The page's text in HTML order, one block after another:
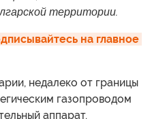
территории.
на главное
недалеко от границы
газопроводом
аппарат.